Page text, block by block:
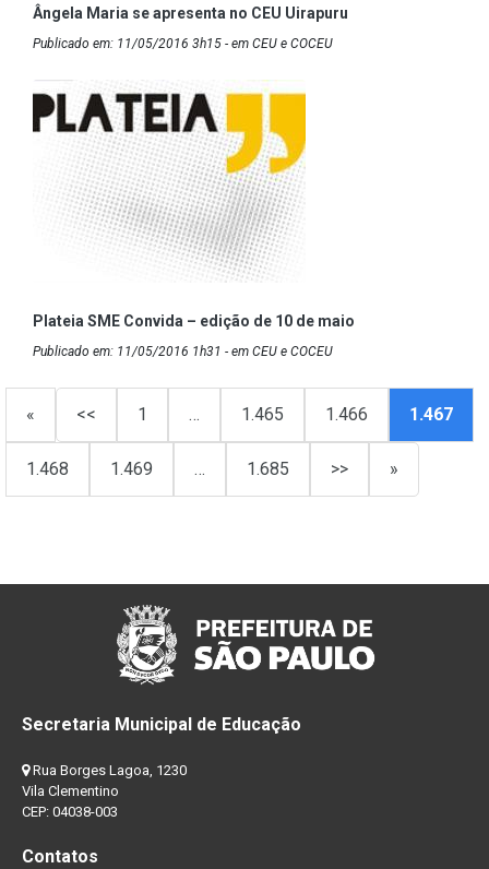
Ângela Maria se apresenta no CEU Uirapuru
Publicado em: 11/05/2016 3h15 - em CEU e COCEU
Plateia SME Convida – edição de 10 de maio
Publicado em: 11/05/2016 1h31 - em CEU e COCEU
« << 1 … 1.465 1.466 1.467
1.468 1.469 … 1.685 >> »
Secretaria Municipal de Educação
Rua Borges Lagoa, 1230
Vila Clementino
CEP: 04038-003
Contatos